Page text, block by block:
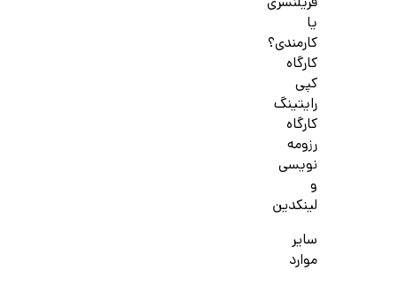
یا
کارمندی؟
کارگاه
کپی
رایتینگ
کارگاه
رزومه
نویسی
و
لینکدین
سایر
موارد